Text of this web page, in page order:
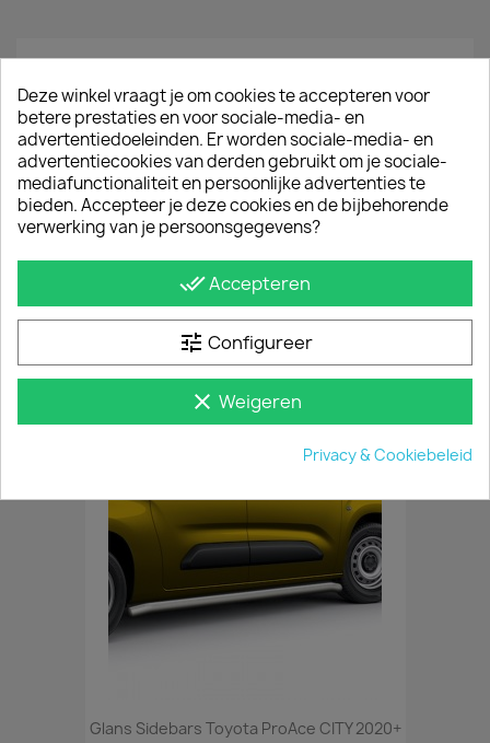
Deze aluminium dakstaven zijn multifunctioneel
toepasbaar. Ideaal voor vervoer van lange
materialen op het dak van de Toyota ProAce City.
De Q-Top aluminium dakdragers zijn geheel
onderhoudsvrij. Verder zijn de allesdragers net zo
sterk als de stalen varianten. De dakstaven geven
een sportieve look en zijn een stijlvol alternatief
voor een imperiaal.
De set wordt geleverd inclusief
montagehandleiding en montagematerialen.
JE BENT MISSCHIEN OOK GEÏNTERESSEERD IN
Glans Sidebars Toyota ProAce CITY 2020+
Deze winkel vraagt je om cookies te accepteren voor
betere prestaties en voor sociale-media- en
advertentiedoeleinden. Er worden sociale-media- en
advertentiecookies van derden gebruikt om je sociale-
mediafunctionaliteit en persoonlijke advertenties te
bieden. Accepteer je deze cookies en de bijbehorende
verwerking van je persoonsgegevens?
done_allAccepteren
tune Configureer
clear Weigeren
Privacy & Cookiebeleid